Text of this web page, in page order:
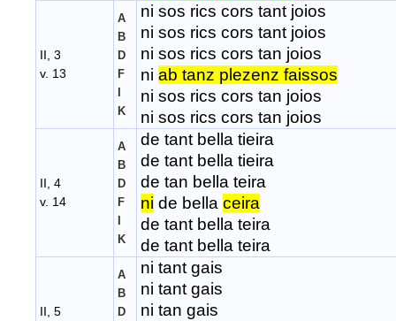
II, 3
v. 13
A
B
D
F
K
ni sos rics cors tant joios
ni sos rics cors tant joios
ni sos rics cors tan joios
ni ab tanz plezenz faissos
ni sos rics cors tan joios
ni sos rics cors tan joios
II, 4
v. 14
A
B
D
F
K
de tant bella tieira
de tant bella tieira
de tan bella teira
ni de bella ceira
de tant bella teira
de tant bella teira
II, 5
A
B
D
ni tant gais
ni tant gais
ni tan gais